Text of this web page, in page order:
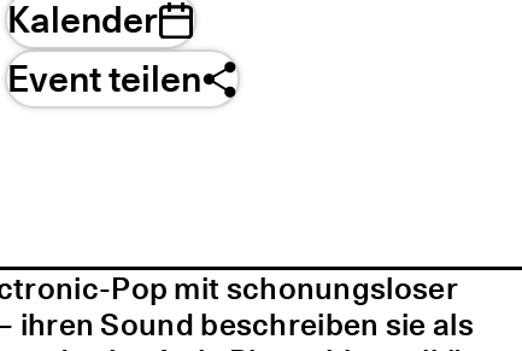
Kalender
Event teilen
Pop mit schonungsloser
ihren Sound beschreiben sie als